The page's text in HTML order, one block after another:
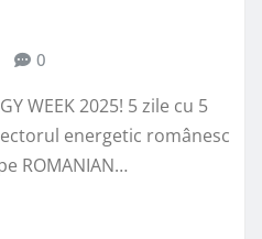
0
WEEK 2025! 5 zile cu 5
energetic românesc
ROMANIAN…